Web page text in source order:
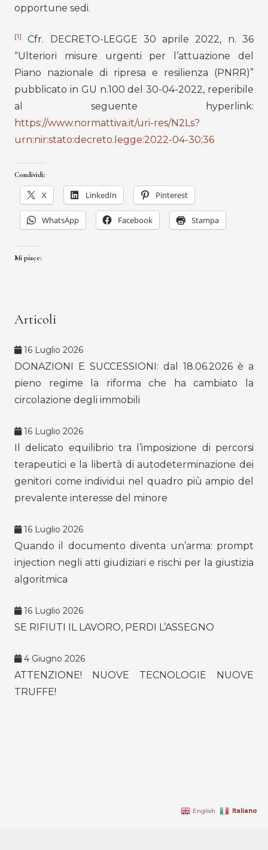
opportune sedi.
[1]
Cfr. DECRETO-LEGGE 30 aprile 2022, n. 36
“Ulteriori misure urgenti per l’attuazione del
Piano nazionale di ripresa e resilienza (PNRR)”
pubblicato in GU n.100 del 30-04-2022, reperibile
al seguente hyperlink:
https://www.normattiva.it/uri-res/N2Ls?
urn:nir:stato:decreto.legge:2022-04-30;36
Condividi:
X LinkedIn Pinterest
WhatsApp Facebook Stampa
Mi piace:
Articoli
16 Luglio 2026
DONAZIONI E SUCCESSIONI: dal 18.06.2026 è a
pieno regime la riforma che ha cambiato la
circolazione degli immobili
16 Luglio 2026
Il delicato equilibrio tra l’imposizione di percorsi
terapeutici e la libertà di autodeterminazione dei
genitori come individui nel quadro più ampio del
prevalente interesse del minore
16 Luglio 2026
Quando il documento diventa un’arma: prompt
injection negli atti giudiziari e rischi per la giustizia
algoritmica
16 Luglio 2026
SE RIFIUTI IL LAVORO, PERDI L’ASSEGNO
4 Giugno 2026
ATTENZIONE! NUOVE TECNOLOGIE NUOVE
TRUFFE!
English Italiano